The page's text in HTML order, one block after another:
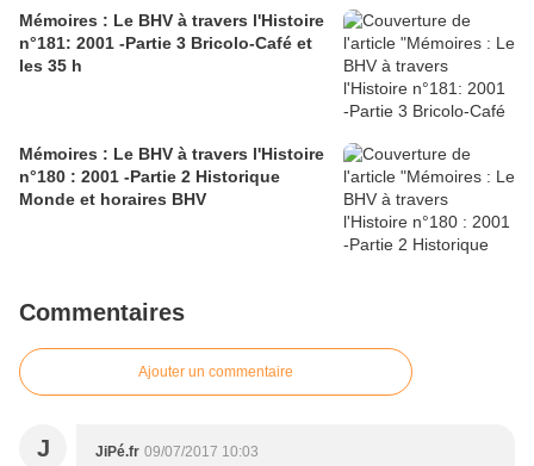
Mémoires : Le BHV à travers l'Histoire
n°181: 2001 -Partie 3 Bricolo-Café et
les 35 h
Mémoires : Le BHV à travers l'Histoire
n°180 : 2001 -Partie 2 Historique
Monde et horaires BHV
Commentaires
Ajouter un commentaire
J JiPé.fr 09/07/2017 10:03